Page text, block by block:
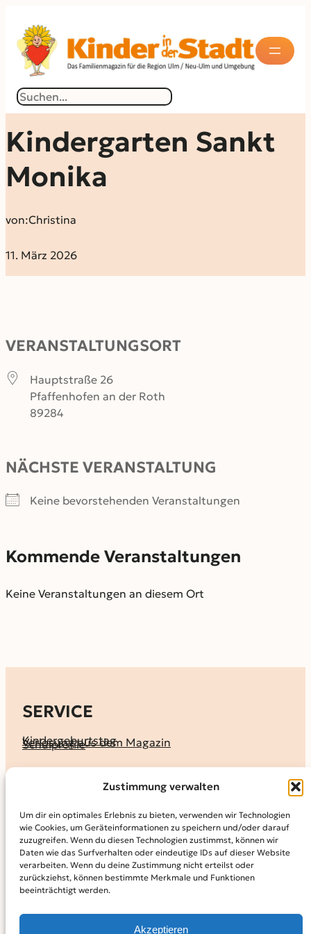
Zustimmung verwalten
Um dir ein optimales Erlebnis zu bieten, verwenden wir Technologien
wie Cookies, um Geräteinformationen zu speichern und/oder darauf
zuzugreifen. Wenn du diesen Technologien zustimmst, können wir
Daten wie das Surfverhalten oder eindeutige IDs auf dieser Website
verarbeiten. Wenn du deine Zustimmung nicht erteilst oder
zurückziehst, können bestimmte Merkmale und Funktionen
beeinträchtigt werden.
Akzeptieren
Suchen
Kindergarten Sankt
Monika
von:Christina
11. März 2026
VERANSTALTUNGSORT
Hauptstraße 26
Pfaffenhofen an der Roth
89284
NÄCHSTE VERANSTALTUNG
Keine bevorstehenden Veranstaltungen
Kommende Veranstaltungen
Keine Veranstaltungen an diesem Ort
SERVICE
Kindergeburtstag
Verlosung aus dem Magazin
Schulprofile
KALENDER
MAGAZIN
KidS-Ausgaben online lesen
Abonnement
Archiv
INFO